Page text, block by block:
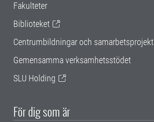
Fakulteter
Biblioteket
Centrumbildningar och samarbetsprojekt
Gemensamma verksamhetsstödet
SLU Holding
För dig som är